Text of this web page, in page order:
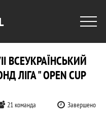
ВСЕУКРАЇНСЬКИЙ
ЛІГА " OPEN CUP
21 команда Завершено